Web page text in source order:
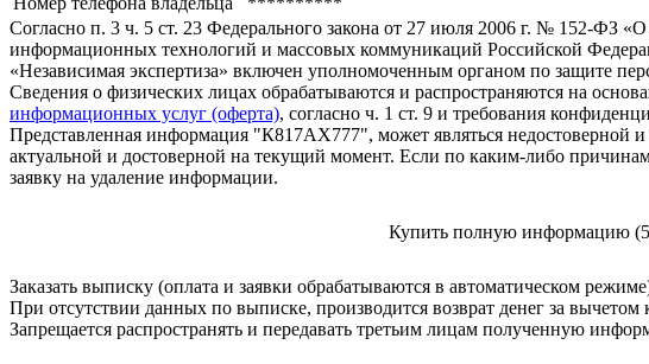
Согласно п. 3 ч. 5 ст. 23 Федерального закона от 27 июля 2006 г. № 152-ФЗ
информационных технологий и массовых коммуникаций Российской
«Независимая экспертиза» включен уполномоченным органом по защите
Сведения о физических лицах обрабатываются и распространяются на
информационных услуг (оферта), согласно ч. 1 ст. 9 и требования
Представленная информация "К817АХ777", может являться
актуальной и достоверной на текущий момент. Если по каким-либо
заявку на удаление информации.
Купить полную информацию
Заказать выписку (оплата и заявки обрабатываются в автоматическом
При отсутствии данных по выписке, производится возврат денег за
Запрещается распространять и передавать третьим лицам полученную